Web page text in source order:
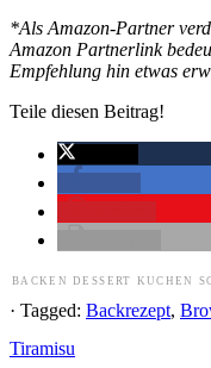
*Als Amazon-Partner
Amazon Partnerlink
Empfehlung hin etwas
Teile diesen Beitrag!
BACKEN DESSERT KUCHEN
· Tagged: Backrezept,
Tiramisu